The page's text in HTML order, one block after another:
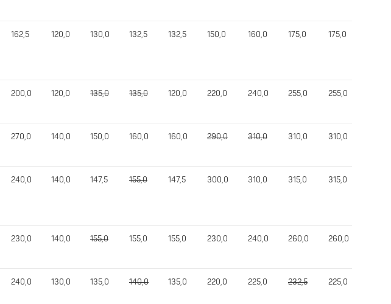
162,5 120,0 130,0 132,5 132,5 150,0 160,0 175,0 175,0
200,0 120,0 135,0 135,0 120,0 220,0 240,0 255,0 255,0
270,0 140,0 150,0 160,0 160,0 290,0 310,0 310,0 310,0
240,0 140,0 147,5 155,0 147,5 300,0 310,0 315,0 315,0
230,0 140,0 155,0 155,0 155,0 230,0 240,0 260,0 260,0
240,0 130,0 135,0 140,0 135,0 220,0 225,0 232,5 225,0